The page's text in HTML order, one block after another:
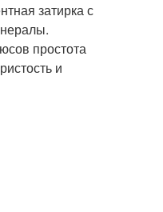
затирка с
простота
и